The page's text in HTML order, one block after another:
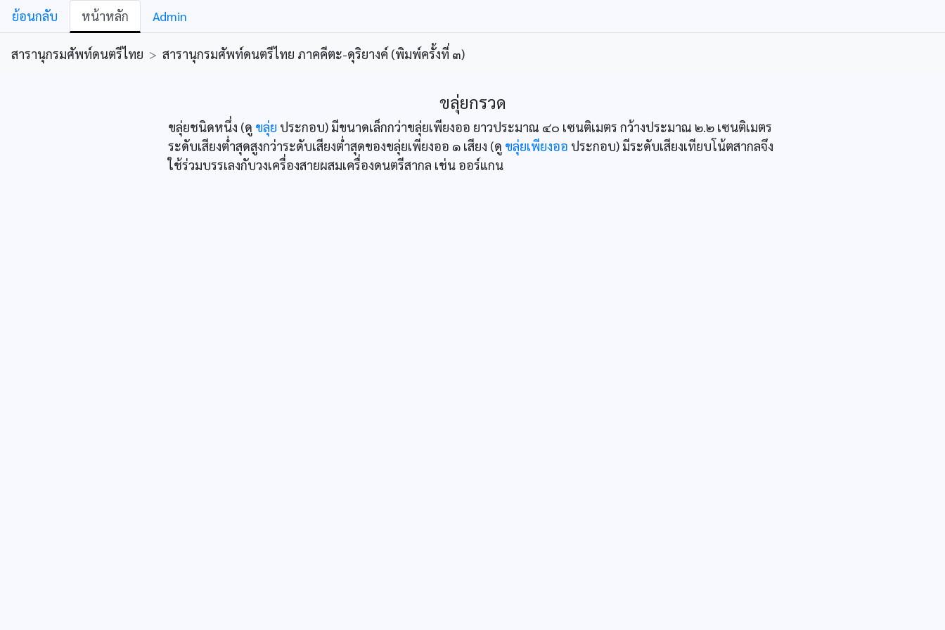
ย้อนกลับ หน้าหลัก Admin
สารานุกรมศัพท์ดนตรีไทย > สารานุกรมศัพท์ดนตรีไทย ภาคคีตะ-ดุริยางค์ (พิมพ์ครั้งที่ ๓)
ขลุ่ยกรวด
ขลุ่ยชนิดหนึ่ง (ดู ขลุ่ย ประกอบ) มีขนาดเล็กกว่าขลุ่ยเพียงออ ยาวประมาณ ๔๐ เซนติเมตร กว้างประมาณ ๒.๒ เซนติเมตร
ระดับเสียงต่ำสุดสูงกว่าระดับเสียงต่ำสุดของขลุ่ยเพียงออ ๑ เสียง (ดู ขลุ่ยเพียงออ ประกอบ) มีระดับเสียงเทียบโน้ตสากลจึง
ใช้ร่วมบรรเลงกับวงเครื่องสายผสมเครื่องดนตรีสากล เช่น ออร์แกน